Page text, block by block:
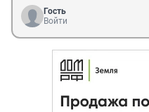
Гость
Войти